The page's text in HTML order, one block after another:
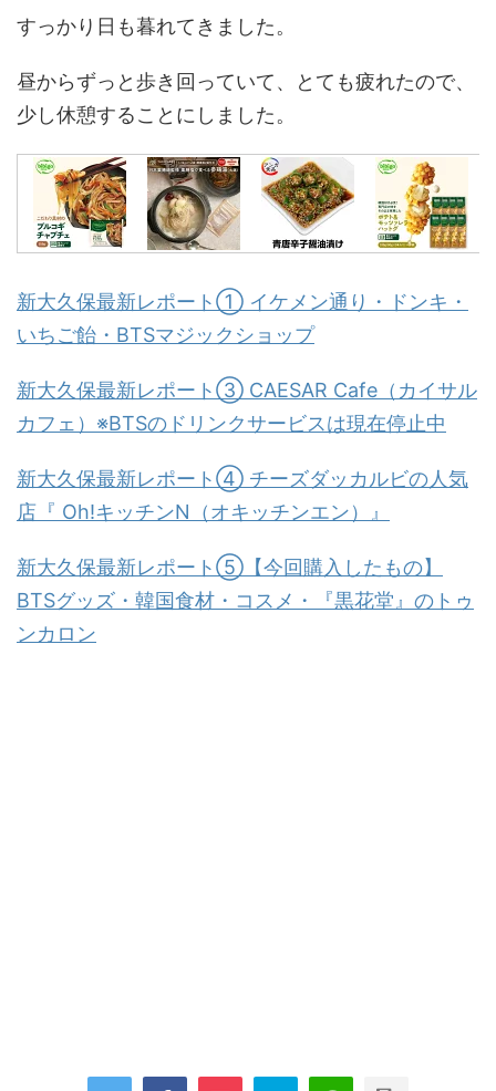
すっかり日も暮れてきました。
昼からずっと歩き回っていて、とても疲れたので、
少し休憩することにしました。
新大久保最新レポート① イケメン通り・ドンキ・
いちご飴・BTSマジックショップ
新大久保最新レポート③ CAESAR Cafe（カイサル
カフェ）※BTSのドリンクサービスは現在停止中
新大久保最新レポート④ チーズダッカルビの人気
店『 Oh!キッチンN（オキッチンエン）』
新大久保最新レポート⑤【今回購入したもの】
BTSグッズ・韓国食材・コスメ・『黒花堂』のトゥ
ンカロン